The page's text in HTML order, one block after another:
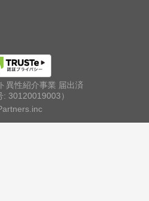
異性紹介事業 届出済
: 30120019003）